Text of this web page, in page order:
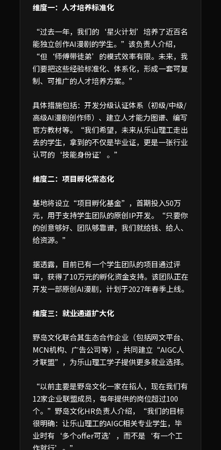
维度一：人才培养标准化
“过去一年，我们的‘星火计划’培养了近百名
能独立创作AI漫剧的学生。”该负责人介绍，
“但‘师傅带徒弟’的模式效率有限。未来，我
们要把这些经验标准化、体系化，形成一套可复
制、可推广的人才培养方案。”
具体措施包括：开发分级认证体系（初级/中级/
高级AI漫剧创作师）、建立人才能力图谱、编写
官方教材等。“我们希望，未来从乐山理工走出
去的学生，拿到的不仅是毕业证，更是一张行业
认可的‘技能身份证’。”
维度二：项目孵化常态化
基地将设立“项目孵化基金”，首期投入50万
元，用于支持学生团队的原创IP开发。“只要你
的创意够好、团队够靠谱，我们就给钱、给人、
给资源。”
据透露，目前已有一个学生团队的项目通过评
审，获得了10万元的孵化资金支持。该团队正在
开发一部原创AI漫剧，计划于2027年春季上线。
维度三：就业通道扩大化
野岛文化联合其生态合作企业（包括网文平台、
MCN机构、广告公司等），共同建立“AIGC人
才联盟”，为乐山理工学子提供更多就业选择。
“以前主要是野岛文化一家在招人，现在我们有
12家企业联盟成员，每年提供的岗位超过100
个。”野岛文化HR负责人介绍，“我们的目标
很明确：让乐山理工的AIGC相关专业学生，毕
业时有‘多个offer可选’，而不是‘有一个工
作就行’。”